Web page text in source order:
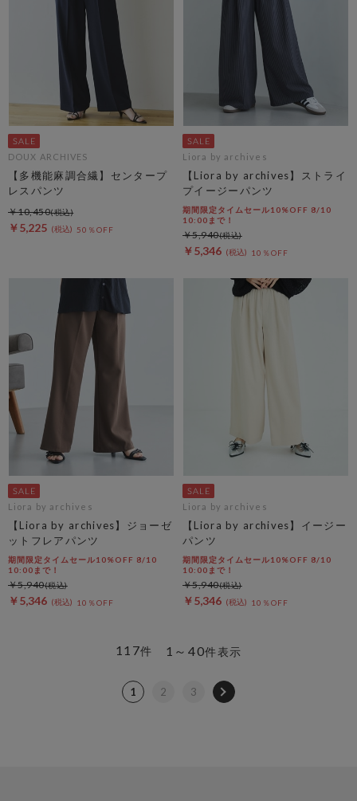
DOUX ARCHIVES
【多機能麻調合繊】センタープ
レスパンツ
￥5,225 50％OFF
￥10,450
Liora by archives
【Liora by archives】ストライ
プイージーパンツ
期間限定タイムセール10%OFF 8/10
10:00まで！
￥5,346 10％OFF
￥5,940
Liora by archives
【Liora by archives】ジョーゼ
ットフレアパンツ
期間限定タイムセール10%OFF 8/10
10:00まで！
￥5,346 10％OFF
￥5,940
Liora by archives
【Liora by archives】イージー
パンツ
期間限定タイムセール10%OFF 8/10
10:00まで！
￥5,346 10％OFF
￥5,940
1～40件表示
117件
1 2 3